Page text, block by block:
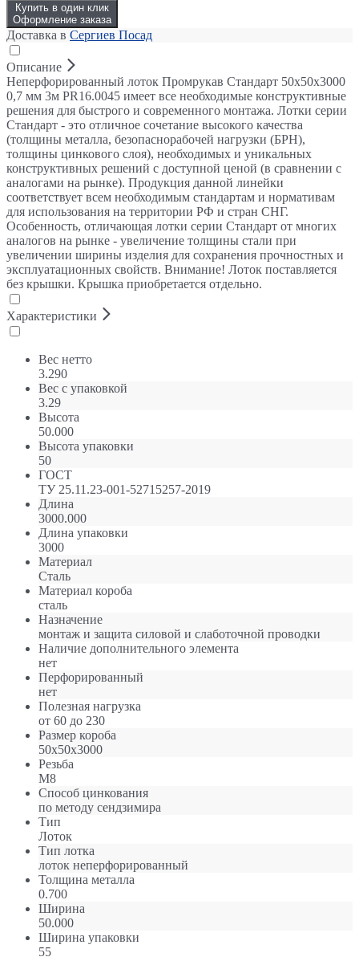
Купить в один клик
Оформление заказа
Доставка в Сергиев Посад
Описание
Неперфорированный лоток Промрукав Стандарт 50х50х3000
0,7 мм 3м PR16.0045 имеет все необходимые конструктивные
решения для быстрого и современного монтажа. Лотки серии
Стандарт - это отличное сочетание высокого качества
(толщины металла, безопаснорабочей нагрузки (БРН),
толщины цинкового слоя), необходимых и уникальных
конструктивных решений с доступной ценой (в сравнении с
аналогами на рынке). Продукция данной линейки
соответствует всем необходимым стандартам и нормативам
для использования на территории РФ и стран СНГ.
Особенность, отличающая лотки серии Стандарт от многих
аналогов на рынке - увеличение толщины стали при
увеличении ширины изделия для сохранения прочностных и
эксплуатационных свойств. Внимание! Лоток поставляется
без крышки. Крышка приобретается отдельно.
Характеристики
Вес нетто
3.290
Вес с упаковкой
3.29
Высота
50.000
Высота упаковки
50
ГОСТ
ТУ 25.11.23-001-52715257-2019
Длина
3000.000
Длина упаковки
3000
Материал
Сталь
Материал короба
сталь
Назначение
монтаж и защита силовой и слаботочной проводки
Наличие дополнительного элемента
нет
Перфорированный
нет
Полезная нагрузка
от 60 до 230
Размер короба
50х50х3000
Резьба
M8
Способ цинкования
по методу сендзимира
Тип
Лоток
Тип лотка
лоток неперфорированный
Толщина металла
0.700
Ширина
50.000
Ширина упаковки
55